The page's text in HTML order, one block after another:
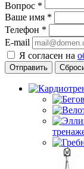
Вопрос *
Ваше имя *
Телефон *
E-mail
Я согласен на